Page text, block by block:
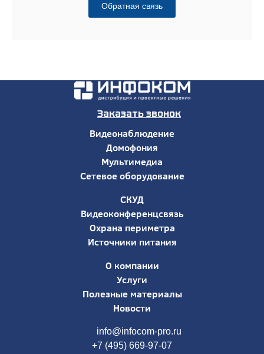
Обратная связь
Заказать звонок
Видеонаблюдение
Домофония
Мультимедиа
Сетевое оборудование
СКУД
Видеоконференцсвязь
Охрана периметра
Источники питания
О компании
Услуги
Полезные материалы
Новости
info@infocom-pro.ru
+7 (495) 669-97-07